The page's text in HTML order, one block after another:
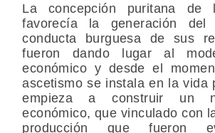
La concepción puritana de
favorecía la generación
conducta burguesa de sus
fueron dando lugar al
económico y desde el
ascetismo se instala en la vida
empieza a construir un
económico, que vinculado con
producción que fueron